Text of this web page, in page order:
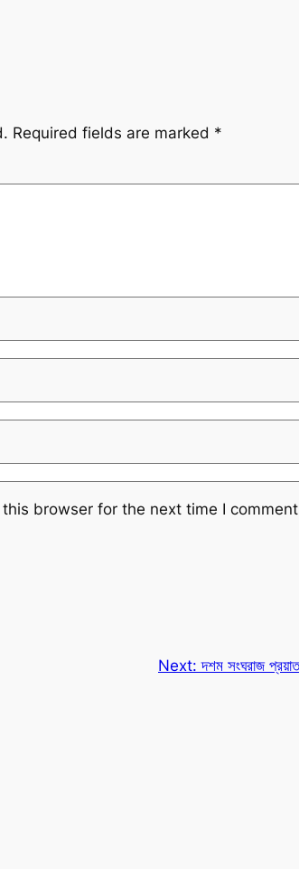
Required fields are marked *
browser for the next time I
Next:দশম সংঘরাজ